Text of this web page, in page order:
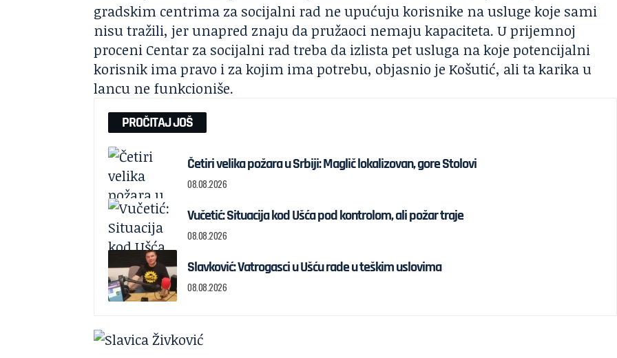
gradskim centrima za socijalni rad ne upućuju korisnike na usluge koje sami
nisu tražili, jer unapred znaju da pružaoci nemaju kapaciteta. U prijemnoj
proceni Centar za socijalni rad treba da izlista pet usluga na koje potencijalni
korisnik ima pravo i za kojim ima potrebu, objasnio je Košutić, ali ta karika u
lancu ne funkcioniše.
PROČITAJ JOŠ
Četiri velika požara u Srbiji: Maglič lokalizovan, gore Stolovi
08.08.2026
Vučetić: Situacija kod Ušća pod kontrolom, ali požar traje
08.08.2026
Slavković: Vatrogasci u Ušću rade u teškim uslovima
08.08.2026